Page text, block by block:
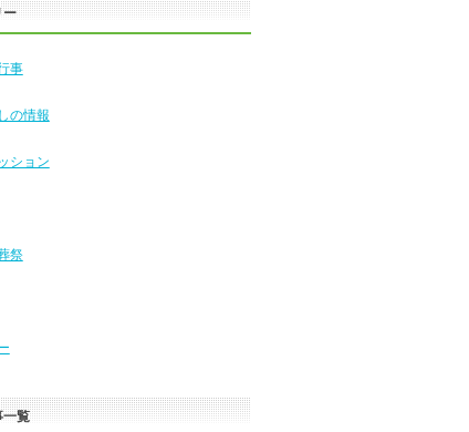
ー
事
の情報
ション
祭
一覧